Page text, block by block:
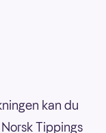
kan du
Tippings